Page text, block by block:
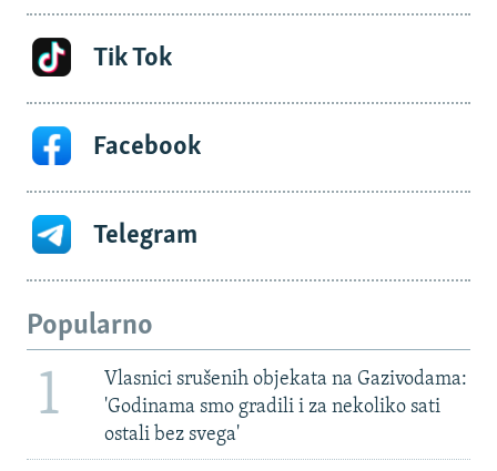
Tik Tok
Facebook
Telegram
Popularno
1
Vlasnici srušenih objekata na Gazivodama:
'Godinama smo gradili i za nekoliko sati
ostali bez svega'